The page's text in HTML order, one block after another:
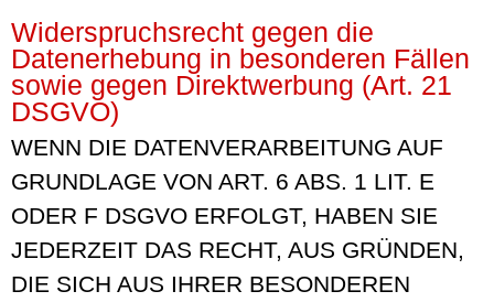
Widerspruchsrecht gegen die
Datenerhebung in besonderen Fällen
sowie gegen Direktwerbung (Art. 21
DSGVO)
WENN DIE DATENVERARBEITUNG AUF
GRUNDLAGE VON ART. 6 ABS. 1 LIT. E
ODER F DSGVO ERFOLGT, HABEN SIE
JEDERZEIT DAS RECHT, AUS GRÜNDEN,
DIE SICH AUS IHRER BESONDEREN